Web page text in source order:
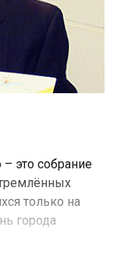
это собрание
только на
города